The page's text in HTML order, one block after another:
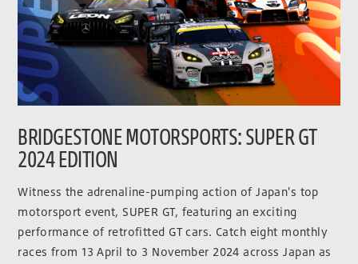
BRIDGESTONE MOTORSPORTS: SUPER GT
2024 EDITION
Witness the adrenaline-pumping action of Japan's top
motorsport event, SUPER GT, featuring an exciting
performance of retrofitted GT cars. Catch eight monthly
races from 13 April to 3 November 2024 across Japan as